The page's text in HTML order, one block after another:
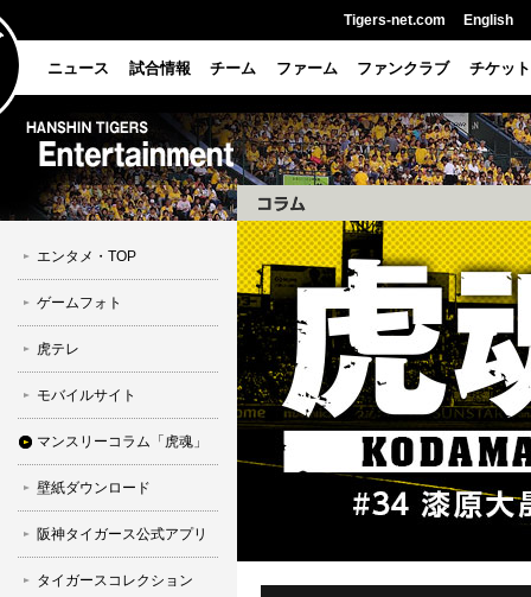
Tigers-net.com English
ニュース 試合情報 チーム ファーム ファンクラブ チケット
エンタメ・TOP
ゲームフォト
虎テレ
モバイルサイト
マンスリーコラム「虎魂」
壁紙ダウンロード
阪神タイガース公式アプリ
タイガースコレクション